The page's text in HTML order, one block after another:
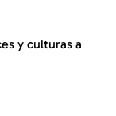
y culturas a